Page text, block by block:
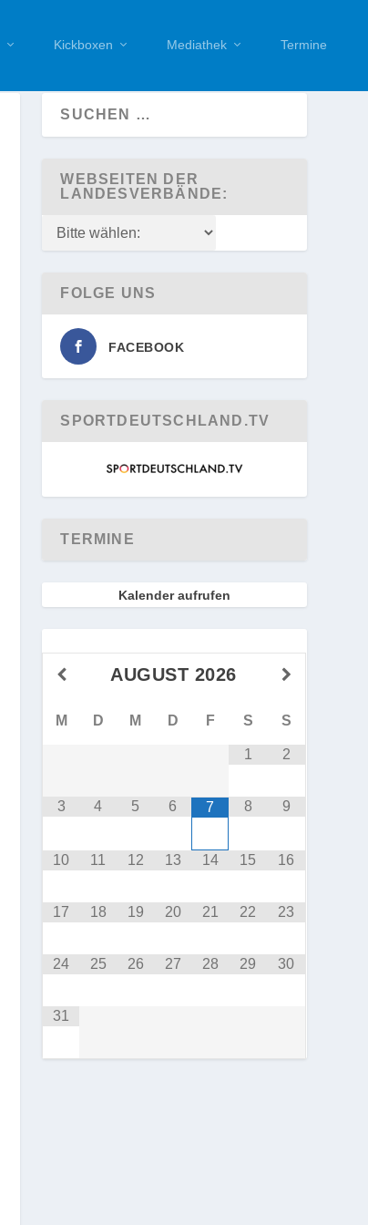
Kickboxen Mediathek Termine
WEBSEITEN DER
LANDESVERBÄNDE:
FOLGE UNS
FACEBOOK
SPORTDEUTSCHLAND.TV
TERMINE
Kalender aufrufen
AUGUST 2026
M D M D F S S
1 2
3 4 5 6 7 8 9
10 11 12 13 14 15 16
17 18 19 20 21 22 23
24 25 26 27 28 29 30
31